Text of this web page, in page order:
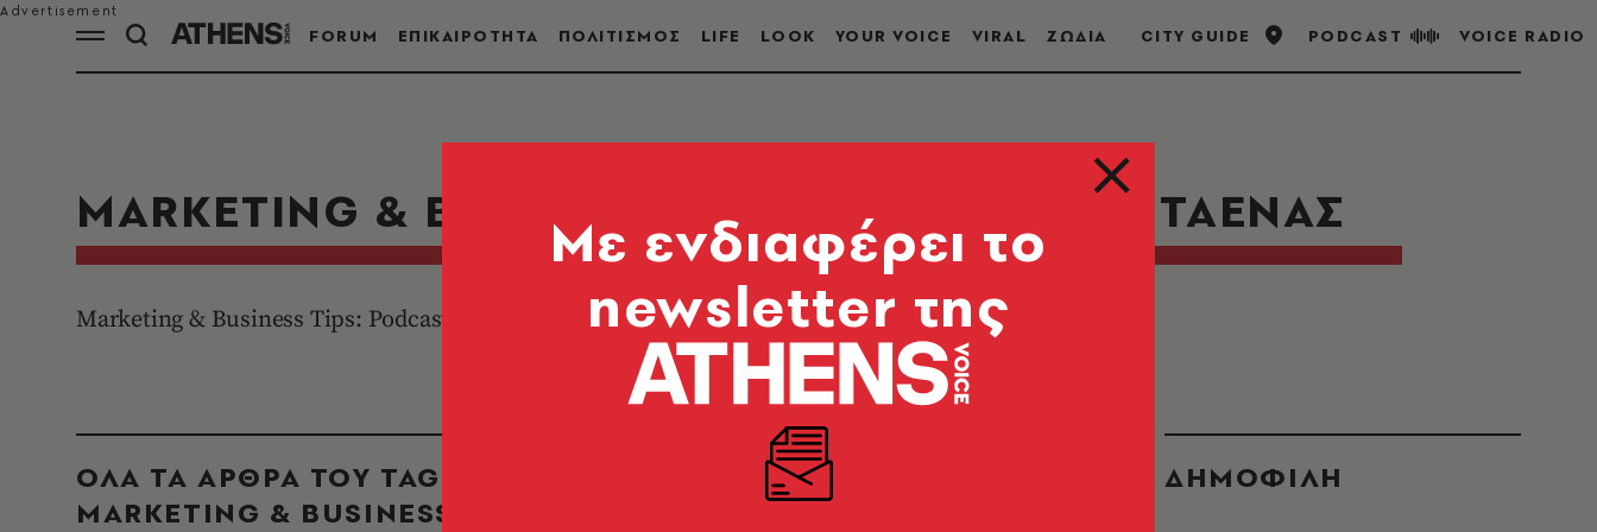
FORUM ΕΠΙΚΑΙΡΟΤΗΤΑ ΠΟΛΙΤΙΣΜΟΣ LIFE LOOK YOUR VOICE VIRAL ΖΩΔΙΑ CITY GUIDE PODCAST VOICE RADIO
MARKETING & BUSINESS TIPS | ΘΕΜΗΣ ΣΑΡΑΝΤΑΕΝΑΣ
Marketing & Business Tips: Podcast με τον σύμβουλο μάρκετινγκ Θέμη Σαρανταένα
ΟΛΑ ΤΑ ΑΡΘΡΑ ΤΟΥ TAG
MARKETING & BUSINESS TIPS | ΘΕΜΗΣ ΣΑΡΑΝΤΑΕΝΑΣ
ΔΗΜΟΦΙΛΗ
Mε ενδιαφέρει το
newsletter της